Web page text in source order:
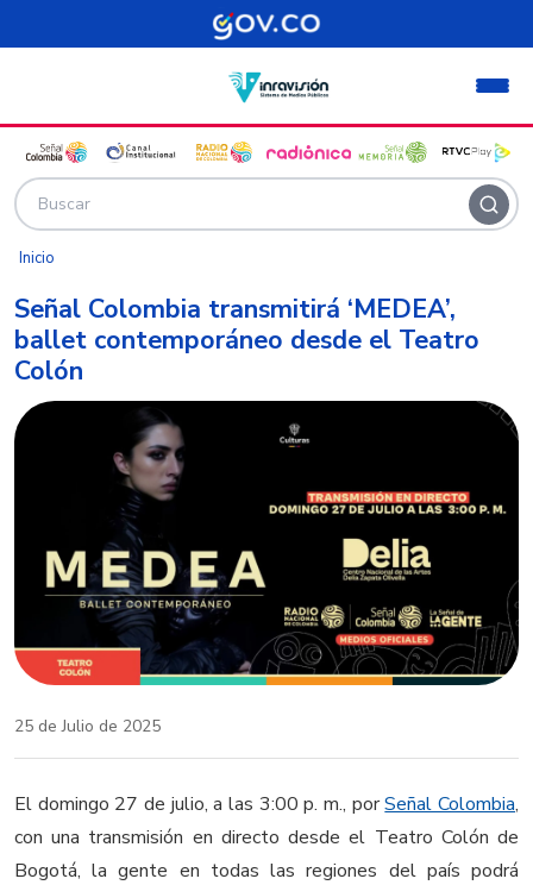
Pasar al contenido principal
Inicio
Señal Colombia transmitirá ‘MEDEA’,
ballet contemporáneo desde el Teatro
Colón
25 de Julio de 2025
El domingo 27 de julio, a las 3:00 p. m., porSeñal Colombia,
con una transmisión en directo desde el Teatro Colón de
Bogotá, la gente en todas las regiones del país podrá